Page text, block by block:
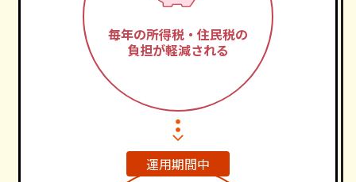
毎年の所得税・住民税の
負担が軽減される
運用期間中